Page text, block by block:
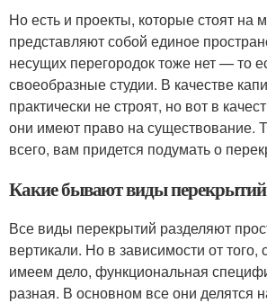
Но есть и проекты, которые стоят на
представляют собой единое
несущих перегородок тоже нет — то
своеобразные студии. В качестве
практически не строят, но вот в
они имеют право на существование.
всего, вам придется подумать о
Какие бывают виды
Все виды перекрытий разделяют
вертикали. Но в зависимости от того,
имеем дело, функциональная
разная. В основном все они делятся